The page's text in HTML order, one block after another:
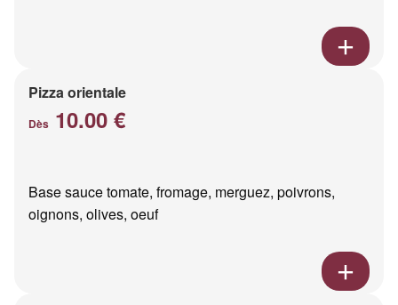
Pizza orientale
Dès 10.00 €
Base sauce tomate, fromage, merguez, poivrons,
oignons, olives, oeuf